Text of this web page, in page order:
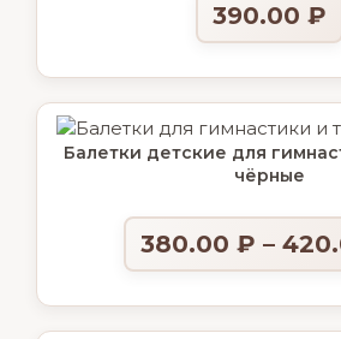
390.00 ₽
Балетки детские для
чёрные
380.00 ₽ –